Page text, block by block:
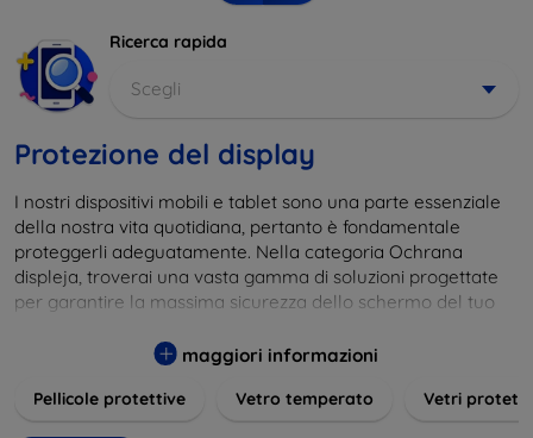
Ricerca rapida
Scegli
Protezione del display
I nostri dispositivi mobili e tablet sono una parte essenziale
della nostra vita quotidiana, pertanto è fondamentale
proteggerli adeguatamente. Nella categoria Ochrana
displeja, troverai una vasta gamma di soluzioni progettate
per garantire la massima sicurezza dello schermo del tuo
temperato, pellicole protettive e custodie con protezione
modelli di smartphone e tablet. Le protezioni per display
maggiori informazioni
Pellicole protettive Vetro temperato Vetri